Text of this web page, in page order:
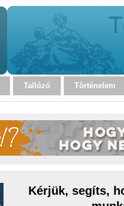
Tallózó Történelem
Kérjük, segíts,